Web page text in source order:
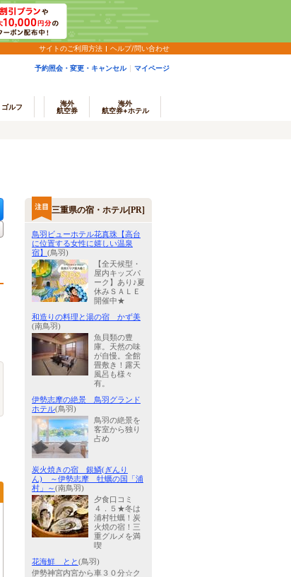
サイトのご利用方法 ヘルプ/問い合わせ
予約照会・変更・キャンセル マイページ
ゴルフ
海外
航空券
海外
航空券+ホテル
三重県の宿・ホテル[PR]
鳥羽ビューホテル花真珠【高台
に位置する女性に嬉しい温泉
宿】 (鳥羽)
【全天候型・
屋内キッズパ
ーク】あり♪夏
休みＳＡＬＥ
開催中★
和造りの料理と湯の宿 かず美
(南鳥羽)
魚貝類の豊
庫。天然の味
が自慢。全館
畳敷き！露天
風呂も様々
有。
伊勢志摩の絶景 鳥羽グランド
ホテル(鳥羽)
鳥羽の絶景を
客室から独り
占め
炭火焼きの宿 銀鱗(ぎんり
ん) ～伊勢志摩 牡蠣の国「浦
村」～(南鳥羽)
夕食口コミ
４．５★冬は
浦村牡蠣！炭
火焼の宿！三
重グルメを満
喫
花海鮮 とと(鳥羽)
伊勢神宮内宮から車３０分☆ク